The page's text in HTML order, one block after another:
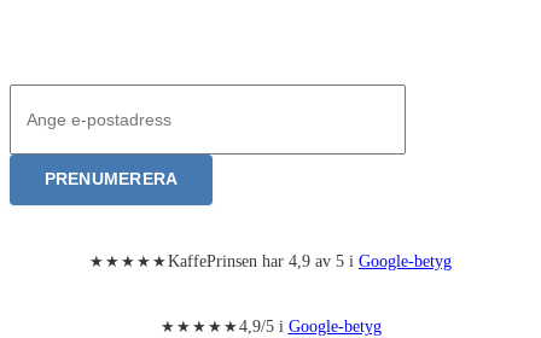
PRENUMERERA
★★★★★KaffePrinsen har 4,9 av 5 i Google-betyg
★★★★★4,9/5 i Google-betyg